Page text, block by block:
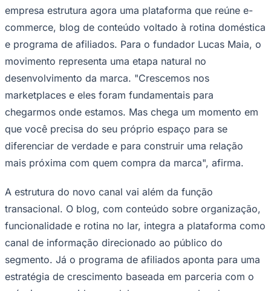
Mundial 2026
Times - Ir direto
empresa estrutura agora uma plataforma que reúne e-
commerce, blog de conteúdo voltado à rotina doméstica
e programa de afiliados. Para o fundador Lucas Maia, o
movimento representa uma etapa natural no
desenvolvimento da marca. "Crescemos nos
marketplaces e eles foram fundamentais para
chegarmos onde estamos. Mas chega um momento em
que você precisa do seu próprio espaço para se
diferenciar de verdade e para construir uma relação
mais próxima com quem compra da marca", afirma.
A estrutura do novo canal vai além da função
transacional. O blog, com conteúdo sobre organização,
funcionalidade e rotina no lar, integra a plataforma como
canal de informação direcionado ao público do
segmento. Já o programa de afiliados aponta para uma
estratégia de crescimento baseada em parceria com o